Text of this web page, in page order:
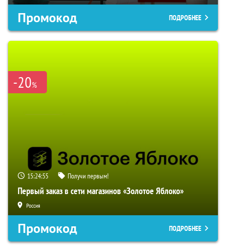
Промокод ПОДРОБНЕЕ
-20%
15:24:55 Получи первым!
Первый заказ в сети магазинов «Золотое Яблоко»
Россия
Промокод ПОДРОБНЕЕ